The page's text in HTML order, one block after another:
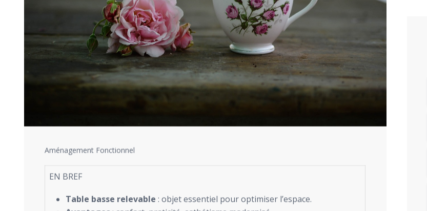
Aménagement Fonctionnel
EN BREF
Table basse relevable : objet essentiel pour optimiser l’espace.